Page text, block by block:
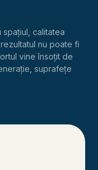
calitatea
nu poate fi
vine însoțit de
suprafețe